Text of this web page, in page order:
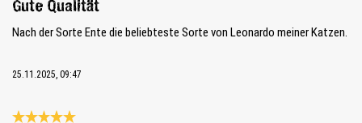
Gute Qualität
Nach der Sorte Ente die beliebteste Sorte von Leonardo meiner Katzen.
25.11.2025, 09:47